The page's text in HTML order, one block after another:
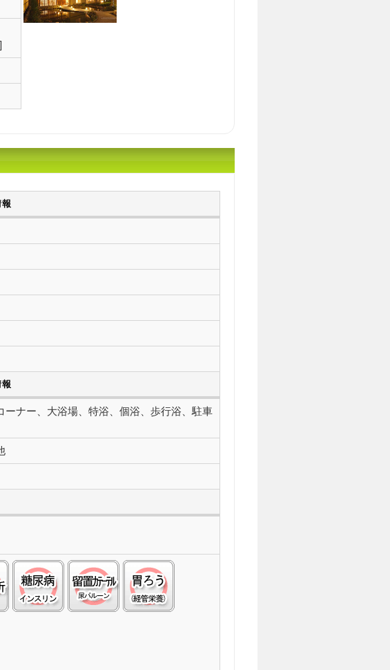
]
ナー、大浴場、特浴、個浴、歩行浴、駐車
索硬化症(ＡＬＳ):△
人工透析:○ 糖尿病(インスリン):○留置カテーテル(尿バルーン):○